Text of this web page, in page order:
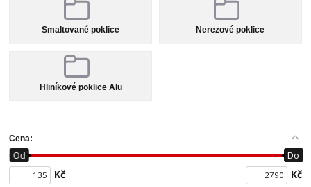
Smaltované poklice Nerezové poklice
Hliníkové poklice Alu
Cena:
Kč
Od Do
Kč